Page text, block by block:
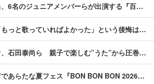
6名のジュニアメンバーらが出演する『百…
っと歌っていればよかった」という後悔は…
、石田泰尚ら 親子で楽しむ”うた”から圧巻…
あらたな夏フェス『BON BON BON 2026…